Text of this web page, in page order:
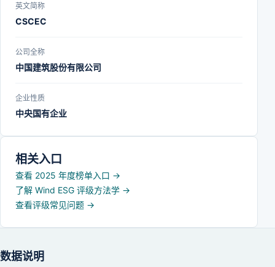
英文简称
CSCEC
公司全称
中国建筑股份有限公司
企业性质
中央国有企业
相关入口
查看 2025 年度榜单入口 →
了解 Wind ESG 评级方法学 →
查看评级常见问题 →
数据说明